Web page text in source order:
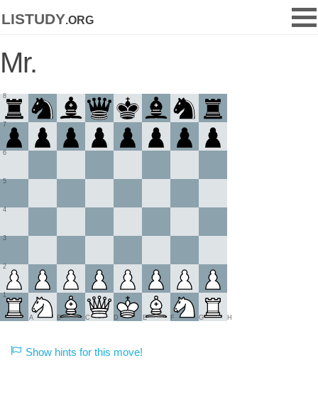
listudy.org
Mr.
1
2
3
4
5
6
7
8
A B C D E F G H
Show hints for this move!